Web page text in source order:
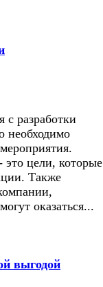
с разработки
необходимо
это цели, которые
Также
оказаться...
выгодой